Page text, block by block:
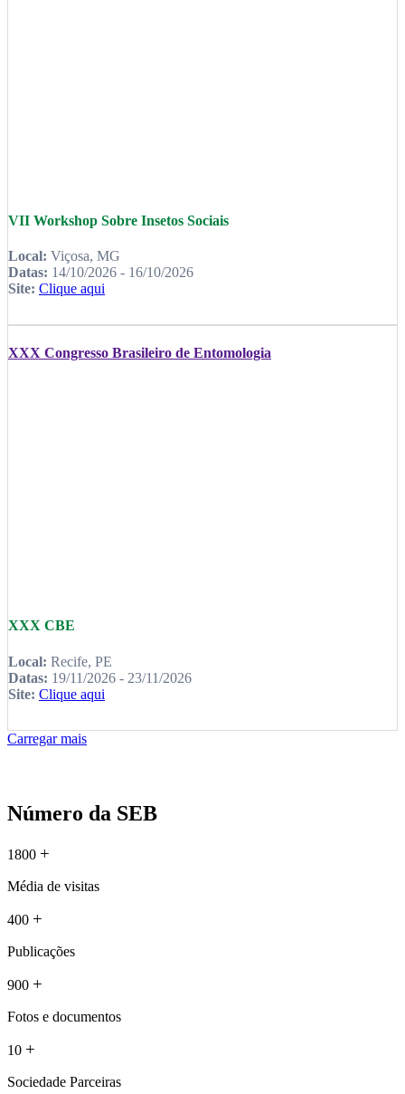
VII Workshop Sobre Insetos Sociais
Local: Viçosa, MG
Datas: 14/10/2026 - 16/10/2026
Site: Clique aqui
XXX Congresso Brasileiro de Entomologia
XXX CBE
Local: Recife, PE
Datas: 19/11/2026 - 23/11/2026
Site: Clique aqui
Carregar mais
Número da SEB
1800 +
Média de visitas
400 +
Publicações
900 +
Fotos e documentos
10 +
Sociedade Parceiras